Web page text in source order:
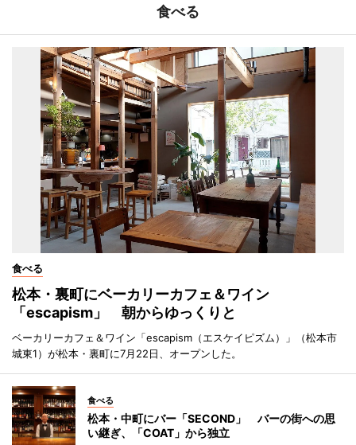
食べる
食べる
松本・裏町にベーカリーカフェ＆ワイン
「escapism」 朝からゆっくりと
ベーカリーカフェ＆ワイン「escapism（エスケイピズム）」（松本市
城東1）が松本・裏町に7月22日、オープンした。
食べる
松本・中町にバー「SECOND」 バーの街への思
い継ぎ、「COAT」から独立